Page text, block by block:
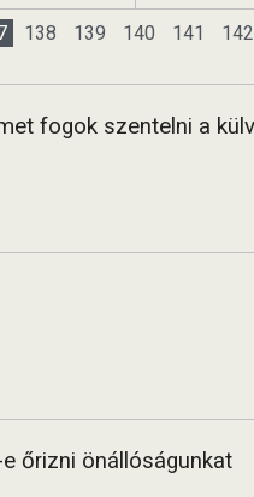
138 139 140 141 142
fogok szentelni a
őrizni önállóságunkat